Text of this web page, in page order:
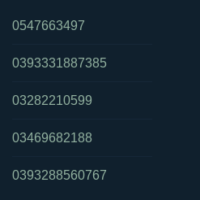
0547663497
0393331887385
03282210599
03469682188
0393288560767